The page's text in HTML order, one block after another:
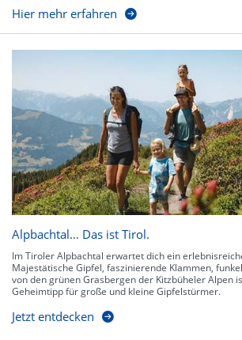
Hier mehr erfahren
Alpbachtal… Das ist Tirol.
Im Tiroler Alpbachtal erwartet dich ein
Majestätische Gipfel, faszinierende Klammen,
von den grünen Grasbergen der Kitzbüheler Alpen
Geheimtipp für große und kleine Gipfelstürmer.
Jetzt entdecken